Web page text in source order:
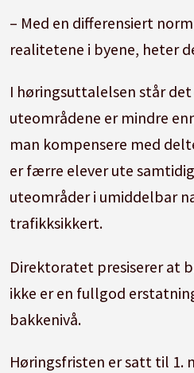
– Med en differensiert
realitetene i byene, heter
I høringsuttalelsen står
uteområdene er mindre
man kompensere med
er færre elever ute
uteområder i umiddelbar
trafikksikkert.
Direktoratet presiserer at
ikke er en fullgod
bakkenivå.
Høringsfristen er satt til 1.